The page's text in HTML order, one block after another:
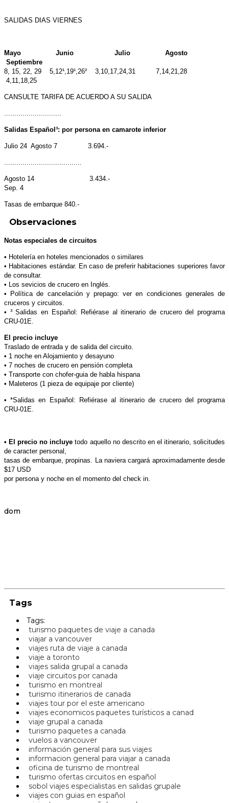
SALIDAS DIAS VIERNES
Mayo Junio Julio Agosto
Septiembre
8, 15, 22, 29 5,12¹,19¹,26² 3,10,17,24,31 7,14,21,28
4,11,18,25
CANSULTE TARIFA DE ACUERDO A SU SALIDA
Salidas Español³: por persona en camarote inferior
Julio 24 Agosto 7 3.694.-
Agosto 14 3.434.-
Sep. 4
Tasas de embarque 840.-
Observaciones
Notas especiales de circuitos
• Hotelería en hoteles mencionados o similares
• Habitaciones estándar. En caso de preferir habitaciones superiores favor
de consultar.
• Los sevicios de crucero en Inglés.
• Política de cancelación y prepago: ver en condiciones generales de
cruceros y circuitos.
• ³ Salidas en Español: Refiérase al itinerario de crucero del programa
CRU-01E.
El precio incluye
Traslado de entrada y de salida del circuito.
• 1 noche en Alojamiento y desayuno
• 7 noches de crucero en pensión completa
• Transporte con chofer-guia de habla hispana
• Maleteros (1 pieza de equipaje por cliente)
• *Salidas en Español: Refiérase al itinerario de crucero del programa
CRU-01E.
• El precio no incluye todo aquello no descrito en el itinerario, solicitudes
de caracter personal,
tasas de embarque, propinas. La naviera cargará aproximadamente desde
$17 USD
por persona y noche en el momento del check in.
dom
Tags
Tags:
turismo paquetes de viaje a canada
viajar a vancouver
viajes ruta de viaje a canada
viaje a toronto
viajes salida grupal a canada
viaje circuitos por canada
turismo en montreal
turismo itinerarios de canada
viajes tour por el este americano
viajes economicos paquetes turísticos a canad
viaje grupal a canada
turismo paquetes a canada
vuelos a vancouver
información general para sus viajes
informacion general para viajar a canada
oficina de turismo de montreal
turismo ofertas circuitos en español
sobol viajes especialistas en salidas grupale
viajes con guias en español